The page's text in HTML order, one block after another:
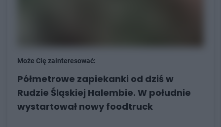
Może Cię zainteresować:
Półmetrowe zapiekanki od dziś w
Rudzie Śląskiej Halembie. W południe
wystartował nowy foodtruck